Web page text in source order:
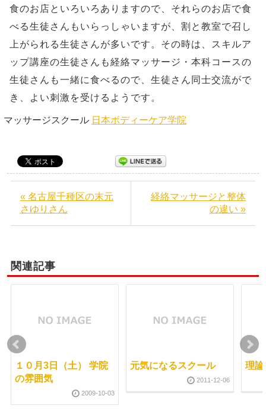
食のお店といろいろありますので、それらのお店で食
べる生徒さんもいらっしゃいますが、割と教室で召し
上がられる生徒さんが多いです。その時は、スキルア
ップ講座の生徒さんも経絡マッサージ・本科コースの
生徒さんも一緒に食べるので、生徒さん同士交流がで
き、よい刺激を受けるようです。
マッサージスクール 日本ボディーケア学院
« 名古屋千種区の末元
さゆりさん
経絡マッサージと整体
の違い »
関連記事
１０月3日（土） 学院
の雰囲気
2009-10-03
元気になるスクール
2011-12-06
理